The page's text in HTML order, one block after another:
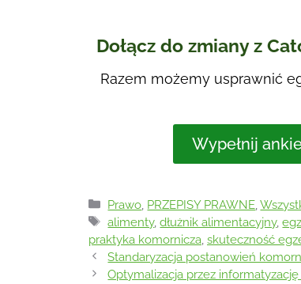
Dołącz do zmiany z
Razem możemy usprawnić
Wypełnij
Prawo PRZEPISY PRAWNE ,
alimenty,dłużnik alimentacyjny,
praktyka komornicza skuteczność
Standaryzacja postanowień
Optymalizacja przez